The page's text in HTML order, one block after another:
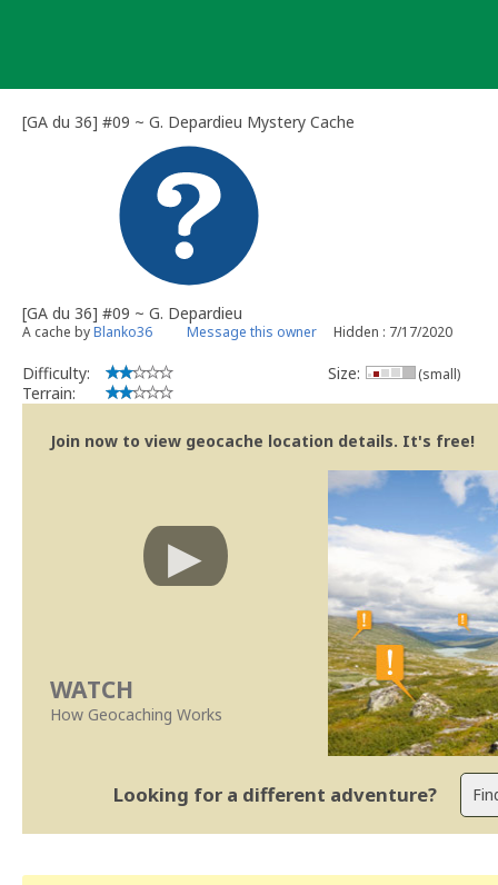
[GA du 36] #09 ~ G. Depardieu Mystery Cache
[GA du 36] #09 ~ G. Depardieu
A cache byBlanko36 Message this owner Hidden : 7/17/2020
Difficulty:
Terrain:
Size: (small)
Join now to view geocache location details. It's free!
WATCH
How Geocaching Works
Looking for a different adventure?